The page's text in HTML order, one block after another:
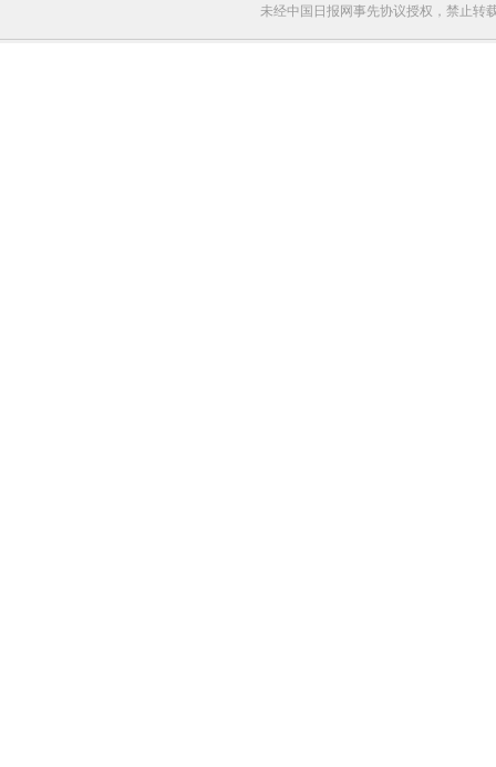
未经中国日报网事先协议授权，禁止转